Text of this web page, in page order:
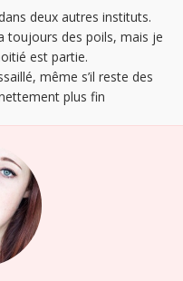
deux autres instituts.
toujours des poils, mais je
est partie.
même s’il reste des
plus fin